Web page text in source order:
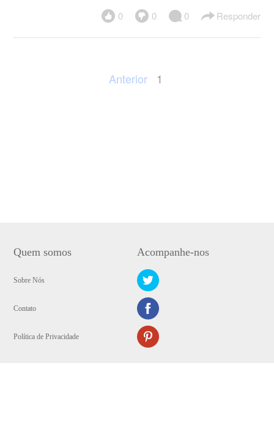
0
0 0 Responder
Anterior 1
Quem somos
Sobre Nós
Contato
Política de Privacidade
Acompanhe-nos